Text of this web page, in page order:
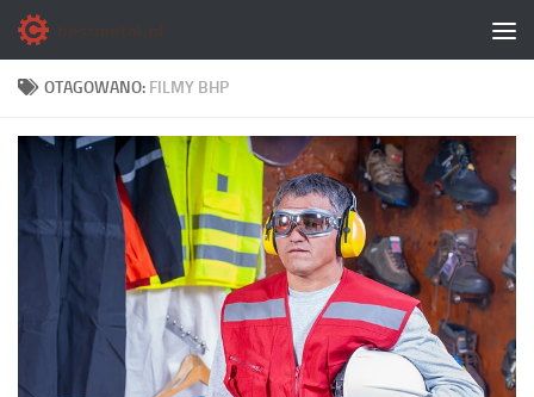
Skip to content
OTAGOWANO: FILMY BHP